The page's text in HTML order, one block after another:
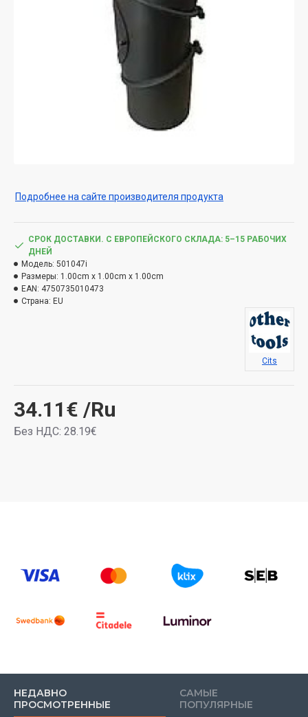
Подробнее на сайте производителя продукта
34.11€ /Ru
Без НДС: 28.19€
СРОК ДОСТАВКИ. С ЕВРОПЕЙСКОГО СКЛАДА: 5–15 РАБОЧИХ
ДНЕЙ
Модель: 501047i
Размеры: 1.00cm x 1.00cm x 1.00cm
EAN: 4750735010473
Страна: EU
Cits
НЕДАВНО
ПРОСМОТРЕННЫЕ
САМЫЕ
ПОПУЛЯРНЫЕ